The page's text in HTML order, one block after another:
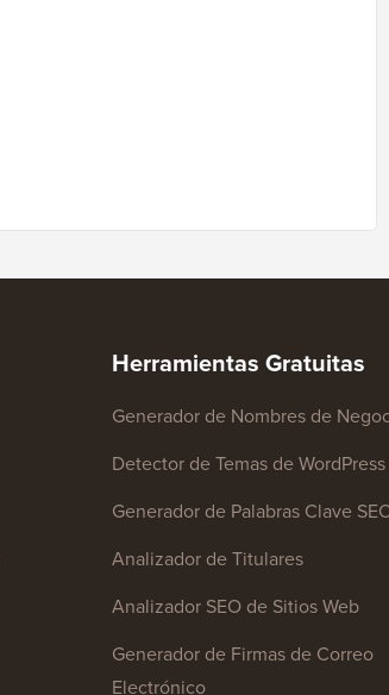
Herramientas Gratuitas
Generador de Nombres de
Detector de Temas de WordPress
Generador de Palabras Clave
Analizador de Titulares
Analizador SEO de Sitios Web
Generador de Firmas de Correo
Electrónico